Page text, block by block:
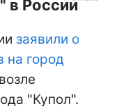
в России
заявили о
на город
"Купол".